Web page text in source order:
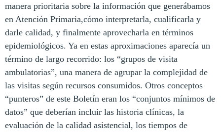
manera prioritaria sobre la información que generábamos
en Atención Primaria,cómo interpretarla, cualificarla y
darle calidad, y finalmente aprovecharla en términos
epidemiológicos. Ya en estas aproximaciones aparecía un
término de largo recorrido: los “grupos de visita
ambulatorias”, una manera de agrupar la complejidad de
las visitas según recursos consumidos. Otros conceptos
“punteros” de este Boletín eran los “conjuntos mínimos de
datos” que deberían incluir las historia clínicas, la
evaluación de la calidad asistencial, los tiempos de